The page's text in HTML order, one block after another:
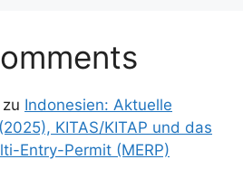
zu Indonesien: Aktuelle
KITAS/KITAP und das
Entry-Permit (MERP)